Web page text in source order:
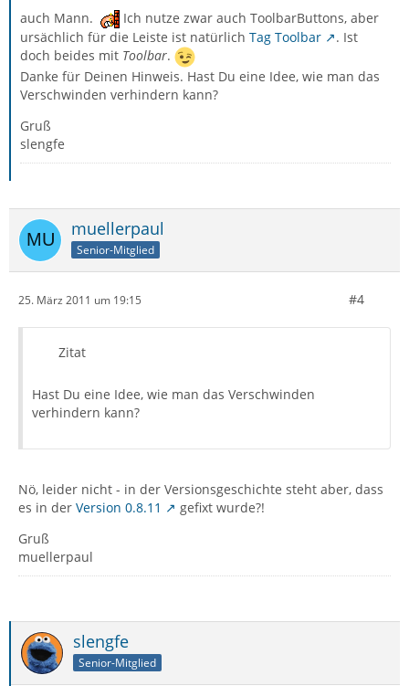
auch Mann.
Ich nutze zwar auch ToolbarButtons, aber
ursächlich für die Leiste ist natürlich Tag Toolbar
. Ist
doch beides mit Toolbar.
Danke für Deinen Hinweis. Hast Du eine Idee, wie man das
Verschwinden verhindern kann?
Gruß
slengfe
muellerpaul
Senior-Mitglied
25. März 2011 um 19:15 #4
Zitat
Hast Du eine Idee, wie man das Verschwinden
verhindern kann?
Nö, leider nicht - in der Versionsgeschichte steht aber, dass
es in der Version 0.8.11
gefixt wurde?!
Gruß
muellerpaul
slengfe
Senior-Mitglied